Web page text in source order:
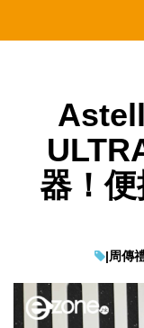
器！
|周傳